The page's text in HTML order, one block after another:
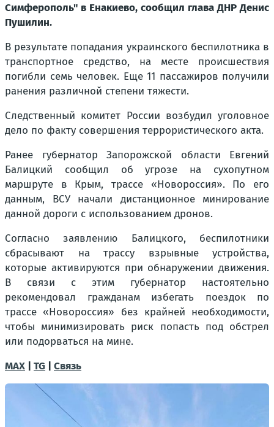
Симферополь" в Енакиево, сообщил глава ДНР Денис
Пушилин.
В результате попадания украинского беспилотника в
транспортное средство, на месте происшествия
погибли семь человек. Еще 11 пассажиров получили
ранения различной степени тяжести.
Следственный комитет России возбудил уголовное
дело по факту совершения террористического акта.
Ранее губернатор Запорожской области Евгений
Балицкий сообщил об угрозе на сухопутном
маршруте в Крым, трассе «Новороссия». По его
данным, ВСУ начали дистанционное минирование
данной дороги с использованием дронов.
Согласно заявлению Балицкого, беспилотники
сбрасывают на трассу взрывные устройства,
которые активируются при обнаружении движения.
В связи с этим губернатор настоятельно
рекомендовал гражданам избегать поездок по
трассе «Новороссия» без крайней необходимости,
чтобы минимизировать риск попасть под обстрел
или подорваться на мине.
MAX
TG Связь